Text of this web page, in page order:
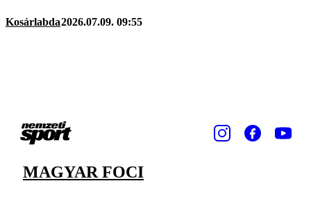
Kosárlabda2026.07.09. 09:55
MAGYAR FOCI